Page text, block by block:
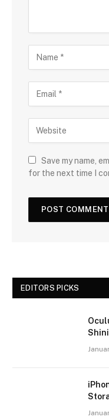
Save my name,
for the next time I
EDITORS PICKS